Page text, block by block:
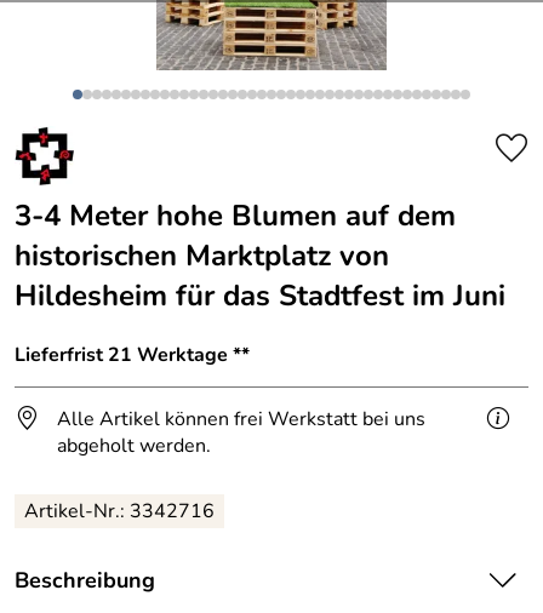
3-4 Meter hohe Blumen auf dem
historischen Marktplatz von
Hildesheim für das Stadtfest im Juni
Lieferfrist 21 Werktage **
Alle Artikel können frei Werkstatt bei uns
abgeholt werden.
Artikel-Nr.: 3342716
Beschreibung